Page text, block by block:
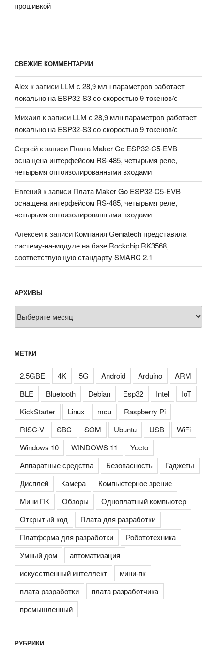
прошивкой
СВЕЖИЕ КОММЕНТАРИИ
Alex к записи LLM с 28,9 млн параметров работает
локально на ESP32-S3 со скоростью 9 токенов/с
Михаил к записи LLM с 28,9 млн параметров работает
локально на ESP32-S3 со скоростью 9 токенов/с
Сергей к записи Плата Maker Go ESP32-C5-EVB
оснащена интерфейсом RS-485, четырьмя реле,
четырьмя оптоизолированными входами
Евгений к записи Плата Maker Go ESP32-C5-EVB
оснащена интерфейсом RS-485, четырьмя реле,
четырьмя оптоизолированными входами
Алексей к записи Компания Geniatech представила
систему-на-модуле на базе Rockchip RK3568,
соответствующую стандарту SMARC 2.1
АРХИВЫ
МЕТКИ
2.5GBE 4K 5G Android Arduino
ARM
BLE
Bluetooth Debian Esp32 Intel
IoT
KickStarter
Linux mcu
Raspberry Pi
RISC-V
SBC SOM Ubuntu USB
WiFi
Windows 10
WINDOWS 11
Yocto
Аппаратные средства
Безопасность
Гаджеты
Дисплей
Камера
Компьютерное зрение
Мини ПК
Обзоры
Одноплатный компьютер
Открытый код
Плата для разработки
Платформа для разработки
Робототехника
Умный дом
автоматизация
искусственный интеллект
мини-пк
плата разработки
плата разработчика
промышленный
РУБРИКИ